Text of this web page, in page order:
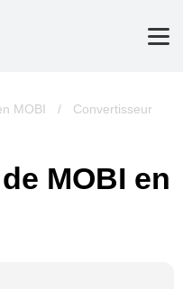
MOBI /
Convertisseur
MOBI en